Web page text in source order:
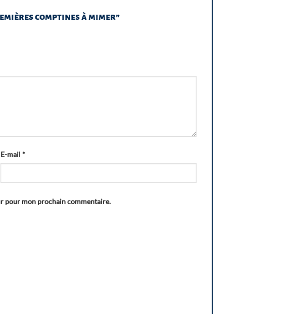
comptines à mimer”
E-mail *
pour mon prochain commentaire.